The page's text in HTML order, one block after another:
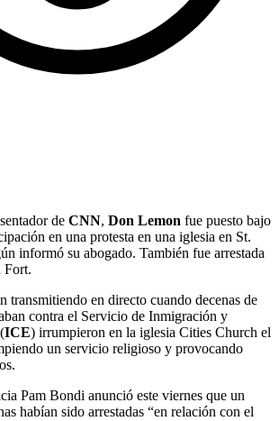
de CNN, Don Lemon fue puesto bajo
en una protesta en una iglesia en St.
informó su abogado. También fue arrestada
Fort.
transmitiendo en directo cuando decenas de
contra el Servicio de Inmigración y
ICE) irrumpieron en la iglesia Cities Church el
un servicio religioso y provocando
Pam Bondi anunció este viernes que un
habían sido arrestadas “en relación con el